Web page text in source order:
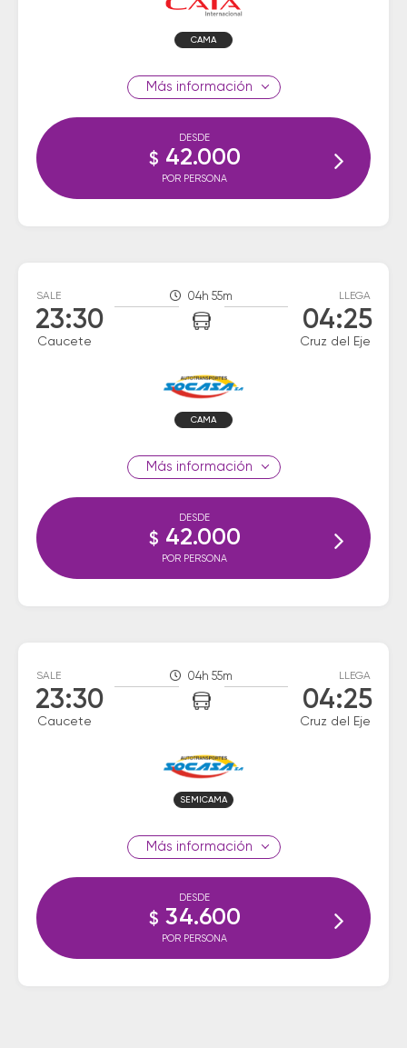
CAMA
información
DESDE
$ 42.000
POR PERSONA
SALE
23:30
Caucete
04h 55m LLEGA
04:25
Cruz del Eje
CAMA
información
DESDE
$ 42.000
POR PERSONA
SALE
23:30
Caucete
04h 55m LLEGA
04:25
Cruz del Eje
SEMICAMA
información
DESDE
$ 34.600
POR PERSONA